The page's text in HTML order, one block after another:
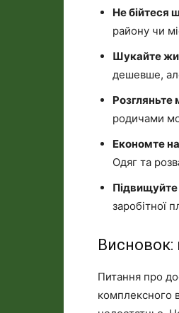
Не бійтеся
району чи
Шукайте
дешевше,
Розгляньте
родичами
Економте
Одяг та
Підвищуйте
заробітної
Висновок:
Питання про
комплексного